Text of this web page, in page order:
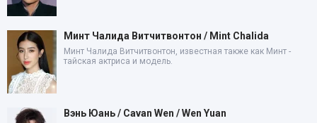
Минт Чалида Витчитвонтон / Mint Chalida
Минт Чалида Витчитвонтон, известная также как Минт -
тайская актриса и модель.
Вэнь Юань / Cavan Wen / Wen Yuan